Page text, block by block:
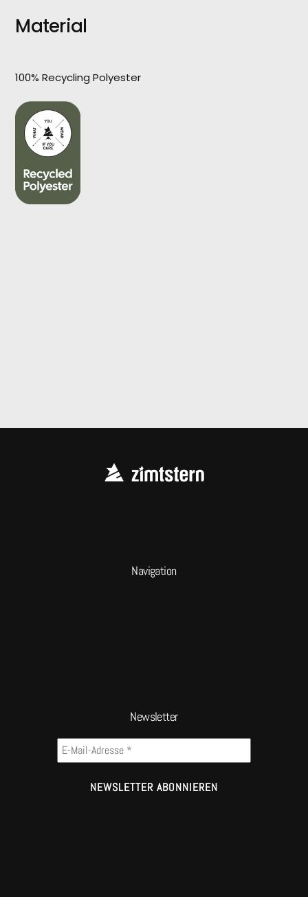
Material
100% Recycling Polyester
Navigation
Newsletter